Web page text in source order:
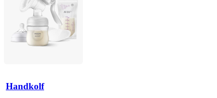
Handkolf